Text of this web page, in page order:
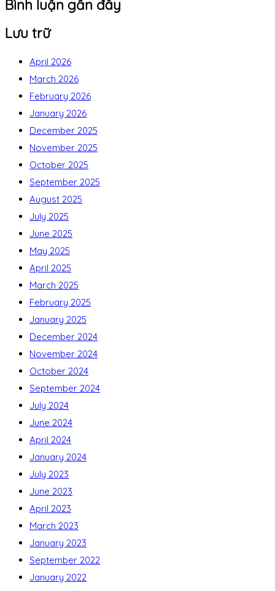
Bình luận gần đây
Lưu trữ
April 2026
March 2026
February 2026
January 2026
December 2025
November 2025
October 2025
September 2025
August 2025
July 2025
June 2025
May 2025
April 2025
March 2025
February 2025
January 2025
December 2024
November 2024
October 2024
September 2024
July 2024
June 2024
April 2024
January 2024
July 2023
June 2023
April 2023
March 2023
January 2023
September 2022
January 2022